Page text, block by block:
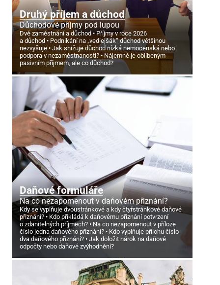
Druhý příjem a důchod
Důchodové příjmy pod lupou
Dvě zaměstnání a důchod
Příjmy v roce 2026
a důchod
Podnikání na „vedlejšák“ důchod většinou
nezvyšuje
Jak snižuje důchod nízká nemocenská nebo
podpora v nezaměstnanosti?
Nájemné je oblíbeným
pasivním příjmem, ale co důchod?
Daňové formuláře
Na co nezapomenout v daňovém přiznání?
Kdy se vyplňuje dvoustránkové a kdy čtyřstránkové daňové
přiznání?
Kdo přikládá k daňovému přiznání potvrzení
o zdanitelných příjmech?
Na co nezapomenout v příloze
číslo jedna daňového přiznání?
Kdo vyplňuje přílohu číslo
dva daňového přiznání?
Jak doložit nárok na daňové
odpočty nebo daňové zvýhodnění?